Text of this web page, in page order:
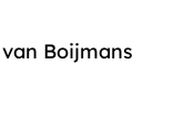
Boijmans